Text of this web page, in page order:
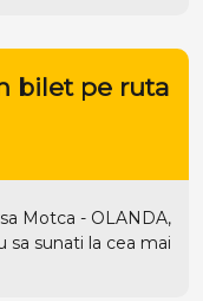
bilet pe ruta
Motca - OLANDA,
sa sunati la cea mai